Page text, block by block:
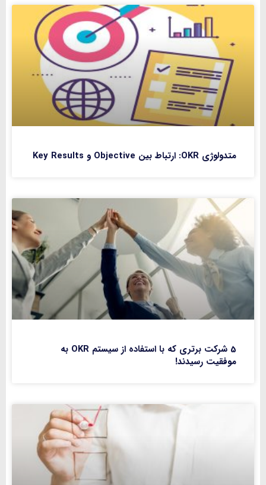
متدولوژی OKR: ارتباط بین Objective و Key Results
5 شرکت برتری که با استفاده از سیستم OKR به
موفقیت رسیدند!